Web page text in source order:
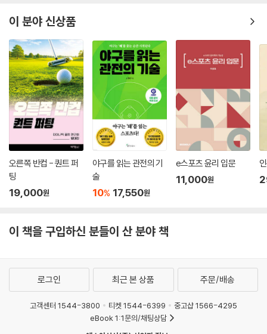
이 분야 신상품
오른쪽 반컵 - 퀀트 퍼
팅
19,000원
야구를 읽는 관전의 기
술
10% 17,550원
e스포츠 윤리 입문
11,000원
이 책을 구입하신 분들이 산 분야 책
로그인 최근 본 상품 주문/배송
고객센터 1544-3800 티켓 1544-6399
중고샵 1566-4295
eBook 1:1문의/채팅상담